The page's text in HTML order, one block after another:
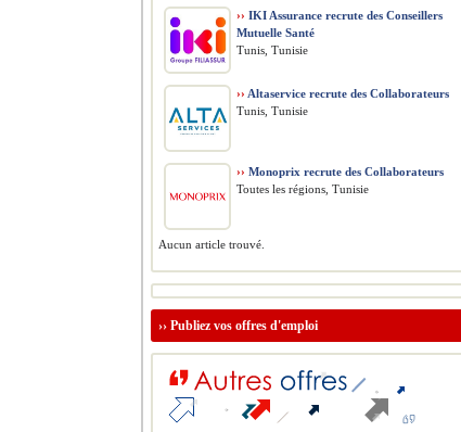
›› IKI Assurance recrute des Conseillers
Mutuelle Santé
Tunis, Tunisie
›› Altaservice recrute des Collaborateurs
Tunis, Tunisie
›› Monoprix recrute des Collaborateurs
Toutes les régions, Tunisie
Aucun article trouvé.
›› Publiez vos offres d'emploi